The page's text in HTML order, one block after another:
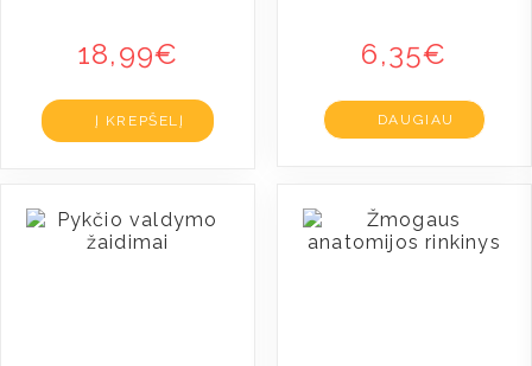
18,99€
Į KREPŠELĮ
6,35€
DAUGIAU